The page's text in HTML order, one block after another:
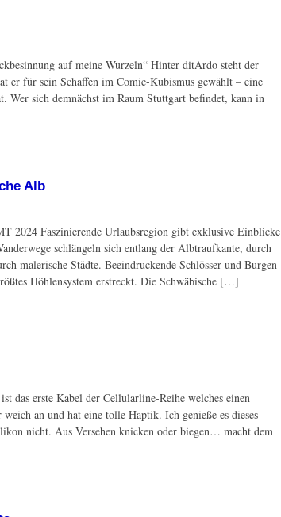
auf meine Wurzeln“ Hinter ditArdo steht der
er für sein Schaffen im Comic-Kubismus gewählt – eine
Wer sich demnächst im Raum Stuttgart befindet, kann in
Alb
2024 Faszinierende Urlaubsregion gibt exklusive Einblicke
schlängeln sich entlang der Albtraufkante, durch
malerische Städte. Beeindruckende Schlösser und Burgen
Höhlensystem erstreckt. Die Schwäbische […]
das erste Kabel der Cellularline-Reihe welches einen
an und hat eine tolle Haptik. Ich genieße es dieses
nicht. Aus Versehen knicken oder biegen… macht dem